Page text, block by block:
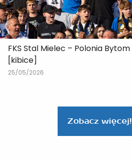
FKS Stal Mielec – Polonia Bytom
[kibice]
25/05/2026
Zobacz więcej!